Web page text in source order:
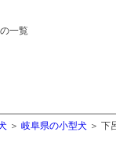
一覧
岐阜県の小型犬 下